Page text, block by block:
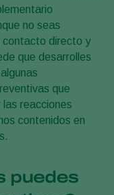
no seas
contacto directo y
que desarrolles
que
reacciones
contenidos en
puedes